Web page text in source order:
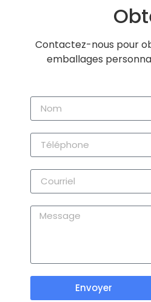
Contactez-nous pour
emballages
Envoyer